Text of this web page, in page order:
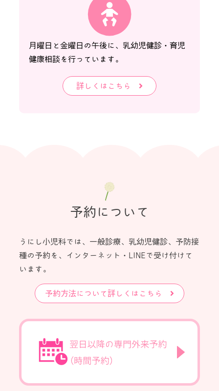
月曜日と金曜日の午後に、乳幼児健診・育児
健康相談を行っています。
詳しくはこちら
予約について
うにし小児科では、一般診療、乳幼児健診、予防接
種の予約を、インターネット・LINEで受け付けて
います。
予約方法について詳しくはこちら